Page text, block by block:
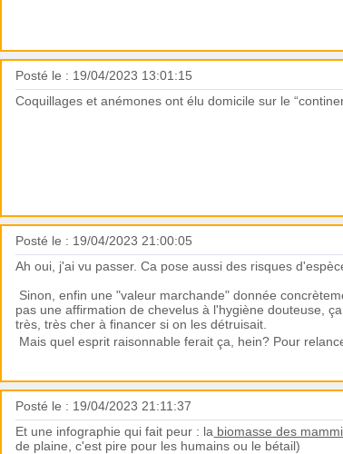
Posté le : 19/04/2023 13:01:15
Coquillages et anémones ont élu domicile sur le
Posté le : 19/04/2023 21:00:05
Ah oui, j'ai vu passer. Ca pose aussi des risques
Sinon, enfin une "valeur marchande" donnée
pas une affirmation de chevelus à l'hygiène douteuse,
très, très cher à financer si on les détruisait.
Mais quel esprit raisonnable ferait ça, hein? Pour
Posté le : 19/04/2023 21:11:37
Et une infographie qui fait peur : la biomasse des
de plaine, c'est pire pour les humains ou le bétail)